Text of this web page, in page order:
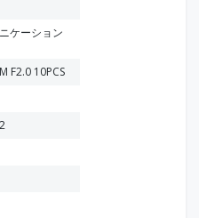
ケーション
F2.0 10PCS